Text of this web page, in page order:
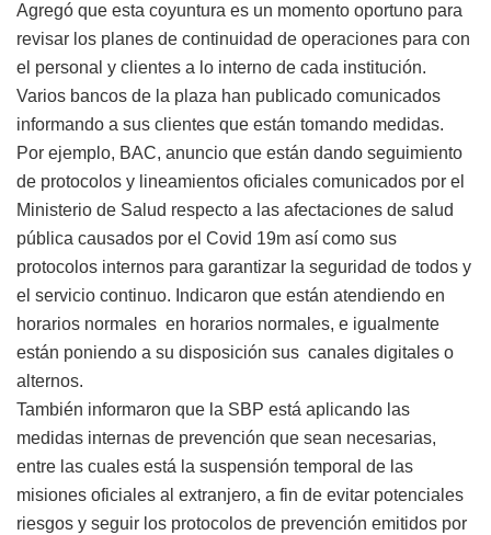
Agregó que esta coyuntura es un momento oportuno para
revisar los planes de continuidad de operaciones para con
el personal y clientes a lo interno de cada institución.
Varios bancos de la plaza han publicado comunicados
informando a sus clientes que están tomando medidas.
Por ejemplo, BAC, anuncio que están dando seguimiento
de protocolos y lineamientos oficiales comunicados por el
Ministerio de Salud respecto a las afectaciones de salud
pública causados por el Covid 19m así como sus
protocolos internos para garantizar la seguridad de todos y
el servicio continuo. Indicaron que están atendiendo en
horarios normales en horarios normales, e igualmente
están poniendo a su disposición sus canales digitales o
alternos.
También informaron que la SBP está aplicando las
medidas internas de prevención que sean necesarias,
entre las cuales está la suspensión temporal de las
misiones oficiales al extranjero, a fin de evitar potenciales
riesgos y seguir los protocolos de prevención emitidos por